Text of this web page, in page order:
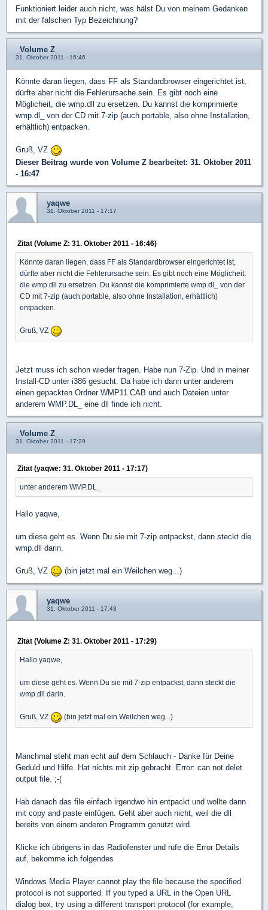
Funktioniert leider auch nicht, was hälst Du von meinem Gedanken
mit der falschen Typ Bezeichnung?
_Volume Z_
31. Oktober 2011 - 16:46
Könnte daran liegen, dass FF als Standardbrowser eingerichtet ist,
dürfte aber nicht die Fehlerursache sein. Es gibt noch eine
Möglicheit, die wmp.dll zu ersetzen. Du kannst die komprimierte
wmp.dl_ von der CD mit 7-zip (auch portable, also ohne Installation,
erhältlich) entpacken.
Gruß, VZ
Dieser Beitrag wurde von Volume Z bearbeitet: 31. Oktober 2011
- 16:47
yaqwe
31. Oktober 2011 - 17:17
Zitat (Volume Z: 31. Oktober 2011 - 16:46)
Könnte daran liegen, dass FF als Standardbrowser eingerichtet ist,
dürfte aber nicht die Fehlerursache sein. Es gibt noch eine Möglicheit,
die wmp.dll zu ersetzen. Du kannst die komprimierte wmp.dl_ von der
CD mit 7-zip (auch portable, also ohne Installation, erhältlich)
entpacken.
Gruß, VZ
Jetzt muss ich schon wieder fragen. Habe nun 7-Zip. Und in meiner
Install-CD unter i386 gesucht. Da habe ich dann unter anderem
einen gepackten Ordner WMP11.CAB und auch Dateien unter
anderem WMP.DL_ eine dll finde ich nicht.
_Volume Z_
31. Oktober 2011 - 17:29
Zitat (yaqwe: 31. Oktober 2011 - 17:17)
unter anderem WMP.DL_
Hallo yaqwe,
um diese geht es. Wenn Du sie mit 7-zip entpackst, dann steckt die
wmp.dll darin.
Gruß, VZ (bin jetzt mal ein Weilchen weg...)
yaqwe
31. Oktober 2011 - 17:43
Zitat (Volume Z: 31. Oktober 2011 - 17:29)
Hallo yaqwe,
um diese geht es. Wenn Du sie mit 7-zip entpackst, dann steckt die
wmp.dll darin.
Gruß, VZ (bin jetzt mal ein Weilchen weg...)
Manchmal steht man echt auf dem Schlauch - Danke für Deine
Geduld und Hilfe. Hat nichts mit zip gebracht. Error: can not delet
output file. ;-(
Hab danach das file einfach irgendwo hin entpackt und wollte dann
mit copy and paste einfügen. Geht aber auch nicht, weil die dll
bereits von einem anderen Programm genutzt wird.
Klicke ich übrigens in das Radiofenster und rufe die Error Details
auf, bekomme ich folgendes
Windows Media Player cannot play the file because the specified
protocol is not supported. If you typed a URL in the Open URL
dialog box, try using a different transport protocol (for example,